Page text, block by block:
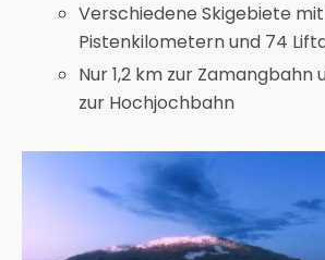
Verschiedene Skigebiete
Pistenkilometern und 74
Nur 1,2 km zur Zamangbahn
zur Hochjochbahn